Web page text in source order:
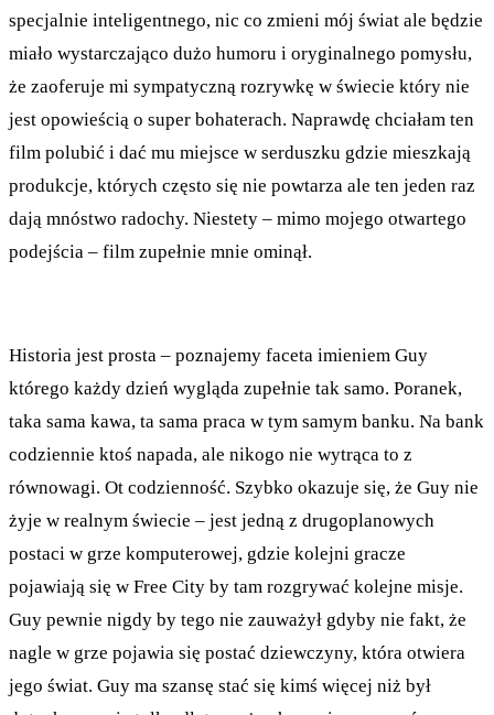
specjalnie inteligentnego, nic co zmieni mój świat ale będzie
miało wystarczająco dużo humoru i oryginalnego pomysłu,
że zaoferuje mi sympatyczną rozrywkę w świecie który nie
jest opowieścią o super bohaterach. Naprawdę chciałam ten
film polubić i dać mu miejsce w serduszku gdzie mieszkają
produkcje, których często się nie powtarza ale ten jeden raz
dają mnóstwo radochy. Niestety – mimo mojego otwartego
podejścia – film zupełnie mnie ominął.
Historia jest prosta – poznajemy faceta imieniem Guy
którego każdy dzień wygląda zupełnie tak samo. Poranek,
taka sama kawa, ta sama praca w tym samym banku. Na bank
codziennie ktoś napada, ale nikogo nie wytrąca to z
równowagi. Ot codzienność. Szybko okazuje się, że Guy nie
żyje w realnym świecie – jest jedną z drugoplanowych
postaci w grze komputerowej, gdzie kolejni gracze
pojawiają się w Free City by tam rozgrywać kolejne misje.
Guy pewnie nigdy by tego nie zauważył gdyby nie fakt, że
nagle w grze pojawia się postać dziewczyny, która otwiera
jego świat. Guy ma szansę stać się kimś więcej niż był